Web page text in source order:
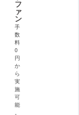
フ
ァ
ン
手
数
料
0
円
か
ら
実
施
可
能